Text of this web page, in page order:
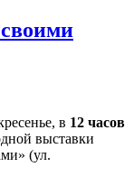
в 12 часов
выставки
(ул.